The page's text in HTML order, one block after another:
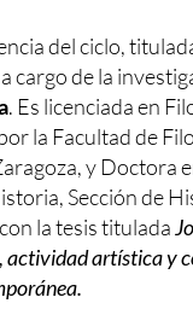
del ciclo,
cargo de la
. Es licenciada en
la Facultad de
y Doctora
Sección de
la tesis titulada
actividad artística y